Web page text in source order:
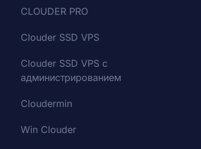
CLOUDER PRO
Clouder SSD VPS
Clouder SSD VPS с
администрированием
Cloudermin
Win Clouder